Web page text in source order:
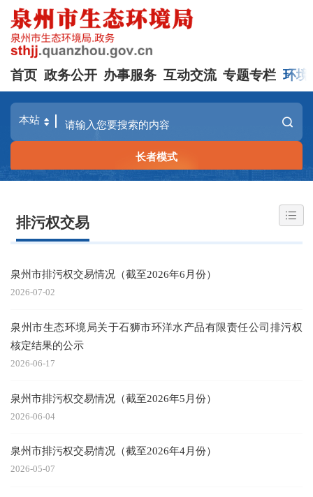
首页 政务公开 办事服务 互动交流 专题专栏 环境
长者模式
排污权交易
泉州市排污权交易情况（截至2026年6月份）
2026-07-02
泉州市生态环境局关于石狮市环洋水产品有限责任公司排污权
核定结果的公示
2026-06-17
泉州市排污权交易情况（截至2026年5月份）
2026-06-04
泉州市排污权交易情况（截至2026年4月份）
2026-05-07